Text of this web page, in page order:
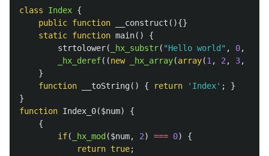
class Index {
public function __construct (){}
static function main()
{
strtolower( _hx_substr( "Hello world" , 0,
_hx_deref((new _hx_array(array(1 , 2 , 3,
}
function
__toString() { return 'Index' ;
}
}
function Index_0($num)
{
{
if( _hx_mod ($num, 2) === 0)
{
return true;